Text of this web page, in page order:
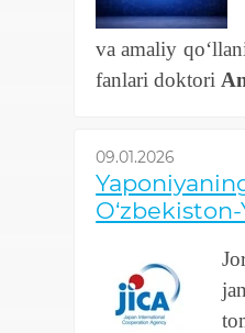
va amaliy
fanlari doktori
09.01.2026